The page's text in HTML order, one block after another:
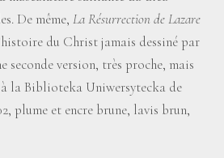
De même, La Résurrection de Lazare
du Christ jamais dessiné par
seconde version, très proche, mais
la Biblioteka Uniwersytecka de
plume et encre brune, lavis brun,